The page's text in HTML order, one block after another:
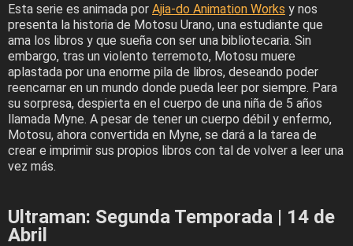
Esta serie es animada por Ajia-do Animation Works y nos
presenta la historia de Motosu Urano, una estudiante que
ama los libros y que sueña con ser una bibliotecaria. Sin
embargo, tras un violento terremoto, Motosu muere
aplastada por una enorme pila de libros, deseando poder
reencarnar en un mundo donde pueda leer por siempre. Para
su sorpresa, despierta en el cuerpo de una niña de 5 años
llamada Myne. A pesar de tener un cuerpo débil y enfermo,
Motosu, ahora convertida en Myne, se dará a la tarea de
crear e imprimir sus propios libros con tal de volver a leer una
vez más.
Ultraman: Segunda Temporada | 14 de
Abril